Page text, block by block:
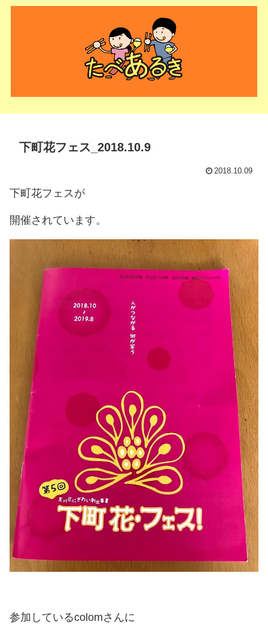
下町花フェス_2018.10.9
2018.10.09
下町花フェスが
開催されています。
参加しているcolomさんに